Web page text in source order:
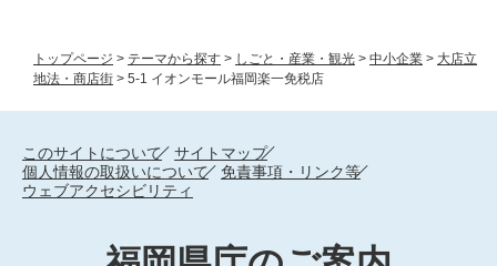
トップページ > テーマから探す > しごと・産業・観光 > 中小企業 > 大店立
地法・商店街 > 5-1 イオンモール福岡楽一免税店
このサイトについて
サイトマップ
個人情報の取扱いについて
免責事項・リンク等
ウェブアクセシビリティ